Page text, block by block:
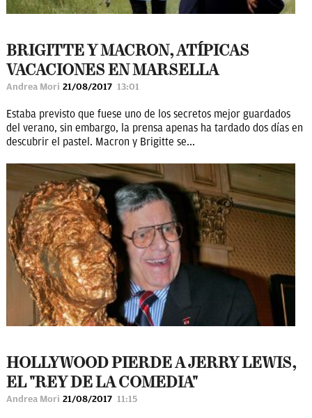
BRIGITTE Y MACRON, ATÍPICAS
VACACIONES EN MARSELLA
Andrea Mori 21/08/2017 13:01
Estaba previsto que fuese uno de los secretos mejor guardados
del verano, sin embargo, la prensa apenas ha tardado dos días en
descubrir el pastel. Macron y Brigitte se...
HOLLYWOOD PIERDE A JERRY LEWIS,
EL "REY DE LA COMEDIA"
Andrea Mori 21/08/2017 11:15